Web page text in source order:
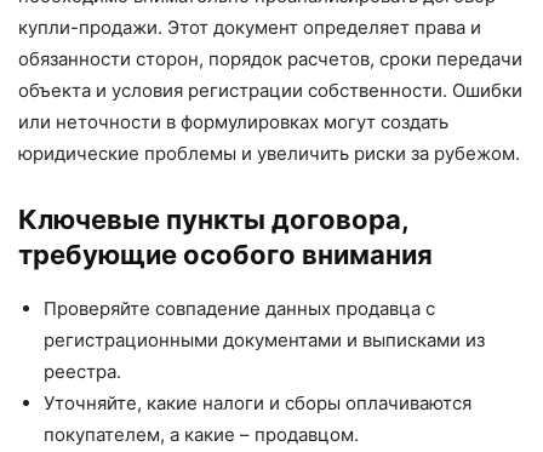
купли-продажи. Этот документ определяет права и
обязанности сторон, порядок расчетов, сроки передачи
объекта и условия регистрации собственности. Ошибки
или неточности в формулировках могут создать
юридические проблемы и увеличить риски за рубежом.
Ключевые пункты договора,
требующие особого внимания
Проверяйте совпадение данных продавца с
регистрационными документами и выписками из
реестра.
Уточняйте, какие налоги и сборы оплачиваются
покупателем, а какие – продавцом.